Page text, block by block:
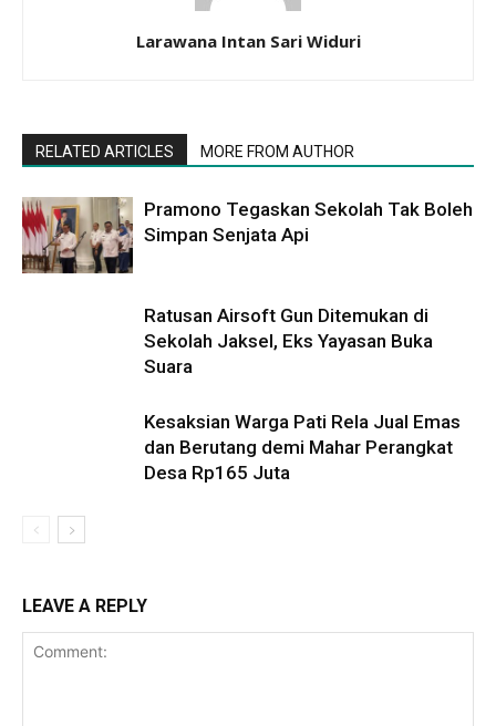
Larawana Intan Sari Widuri
RELATED ARTICLES MORE FROM AUTHOR
Pramono Tegaskan Sekolah Tak Boleh
Simpan Senjata Api
Ratusan Airsoft Gun Ditemukan di
Sekolah Jaksel, Eks Yayasan Buka
Suara
Kesaksian Warga Pati Rela Jual Emas
dan Berutang demi Mahar Perangkat
Desa Rp165 Juta
LEAVE A REPLY